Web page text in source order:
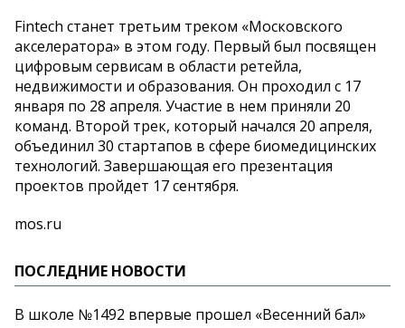
Fintech станет третьим треком «Московского
акселератора» в этом году. Первый был посвящен
цифровым сервисам в области ретейла,
недвижимости и образования. Он проходил с 17
января по 28 апреля. Участие в нем приняли 20
команд. Второй трек, который начался 20 апреля,
объединил 30 стартапов в сфере биомедицинских
технологий. Завершающая его презентация
проектов пройдет 17 сентября.
mos.ru
ПОСЛЕДНИЕ НОВОСТИ
В школе №1492 впервые прошел «Весенний бал»